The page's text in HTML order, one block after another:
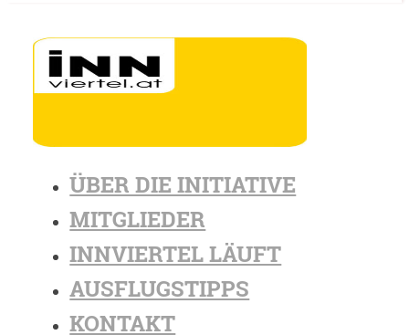
ÜBER DIE INITIATIVE
MITGLIEDER
INNVIERTEL LÄUFT
AUSFLUGSTIPPS
KONTAKT